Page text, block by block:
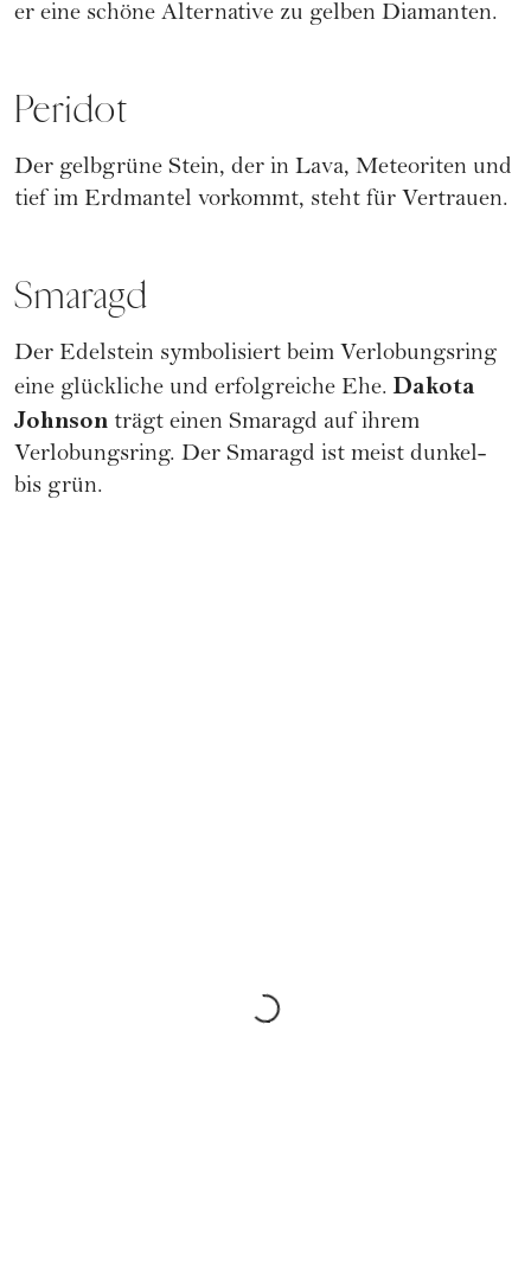
er eine schöne Alternative zu gelben Diamanten.
Peridot
Der gelbgrüne Stein, der in Lava, Meteoriten und
tief im Erdmantel vorkommt, steht für Vertrauen.
Smaragd
Der Edelstein symbolisiert beim Verlobungsring
eine glückliche und erfolgreiche Ehe.Dakota
Johnson trägt einen Smaragd auf ihrem
Verlobungsring. Der Smaragd ist meist dunkel-
bis grün.